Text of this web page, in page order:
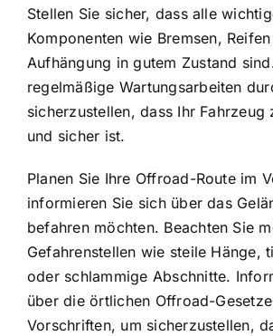
Stellen Sie sicher, dass alle
Komponenten wie Bremsen,
Aufhängung in gutem Zustand
regelmäßige Wartungsarbeiten
sicherzustellen, dass Ihr Fahrzeug
und sicher ist.
Planen Sie Ihre Offroad-Route im
informieren Sie sich über das
befahren möchten. Beachten Sie
Gefahrenstellen wie steile Hänge,
oder schlammige Abschnitte.
über die örtlichen Offroad-
Vorschriften, um sicherzustellen,